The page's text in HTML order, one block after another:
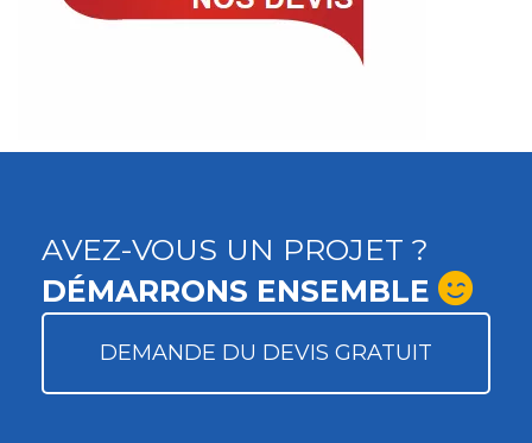
AVEZ-VOUS UN PROJET ?
DÉMARRONS ENSEMBLE
DEMANDE DU DEVIS GRATUIT